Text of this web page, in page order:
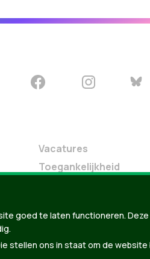
Vacatures
Toegankelijkheid
goed te laten functioneren. Deze
stellen ons in staat om de